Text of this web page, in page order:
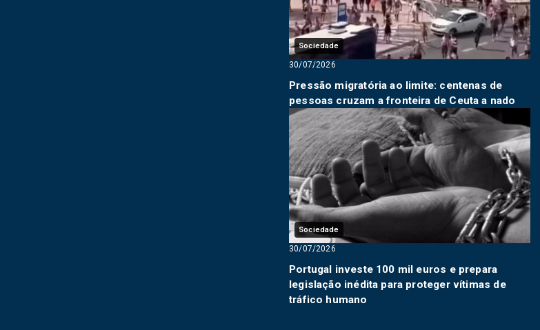
Sociedade
30/07/2026
Pressão migratória ao limite: centenas de
pessoas cruzam a fronteira de Ceuta a nado
Sociedade
30/07/2026
Portugal investe 100 mil euros e prepara
legislação inédita para proteger vítimas de
tráfico humano